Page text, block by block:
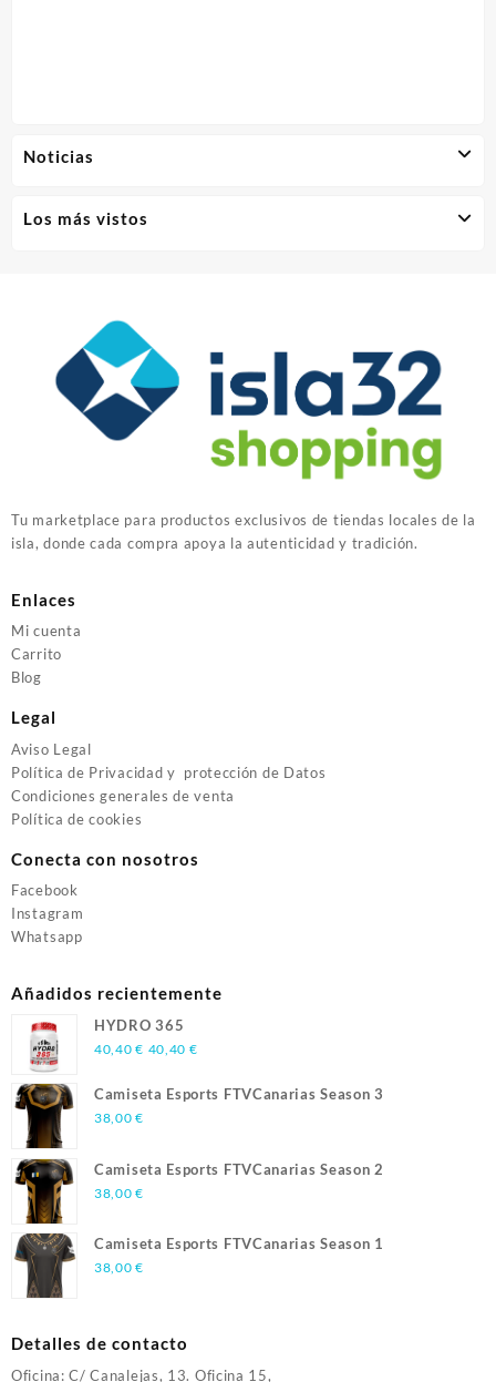
Noticias
Los más vistos
Tu marketplace para productos exclusivos de tiendas locales de la
isla, donde cada compra apoya la autenticidad y tradición.
Enlaces
Mi cuenta
Carrito
Blog
Legal
Aviso Legal
Política de Privacidad y protección de Datos
Condiciones generales de venta
Política de cookies
Conecta con nosotros
Facebook
Instagram
Whatsapp
Añadidos recientemente
HYDRO 365
40,40€ 40,40 €
Camiseta Esports FTVCanarias Season 3
38,00€
Camiseta Esports FTVCanarias Season 2
38,00€
Camiseta Esports FTVCanarias Season 1
38,00€
Detalles de contacto
Oficina: C/ Canalejas, 13. Oficina 15,